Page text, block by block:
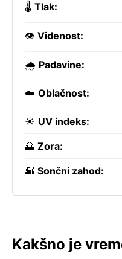
🌡️ Tlak:
👁️ Videnost:
🌧️ Padavine:
☁️ Oblačnost:
☀️ UV indeks:
🌅 Zora:
🌇 Sončni zahod:
Kakšno je